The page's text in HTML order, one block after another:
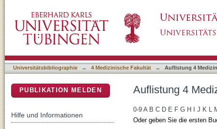
Universitätsbibliographie → 4 Medizinische Fakultät → Auflistung 4
Auflistung 4
0-9 A B C D E F G H J K L
Oder geben Sie die ersten
PUBLIKATION MELDEN
Hilfe und Informationen